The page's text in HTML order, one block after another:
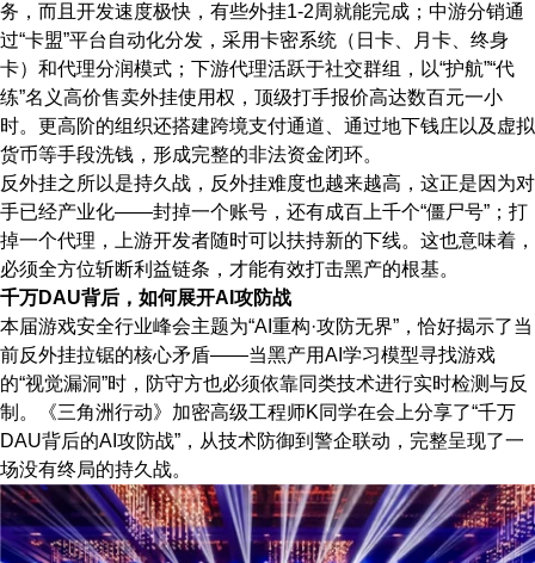
务，而且开发速度极快，有些外挂1-2周就能完成；中游分销通
过“卡盟”平台自动化分发，采用卡密系统（日卡、月卡、终身
卡）和代理分润模式；下游代理活跃于社交群组，以“护航”“代
练”名义高价售卖外挂使用权，顶级打手报价高达数百元一小
时。更高阶的组织还搭建跨境支付通道、通过地下钱庄以及虚拟
货币等手段洗钱，形成完整的非法资金闭环。
反外挂之所以是持久战，反外挂难度也越来越高，这正是因为对
手已经产业化——封掉一个账号，还有成百上千个“僵尸号”；打
掉一个代理，上游开发者随时可以扶持新的下线。这也意味着，
必须全方位斩断利益链条，才能有效打击黑产的根基。
千万DAU背后，如何展开AI 攻防战
本届游戏安全行业峰会主题为“AI重构·攻防无界”，恰好揭示了当
前反外挂拉锯的核心矛盾——当黑产用AI学习模型寻找游戏
的“视觉漏洞”时，防守方也必须依靠同类技术进行实时检测与反
制。《三角洲行动》加密高级工程师K同学在会上分享了“千万
DAU背后的AI攻防战”，从技术防御到警企联动，完整呈现了一
场没有终局的持久战。